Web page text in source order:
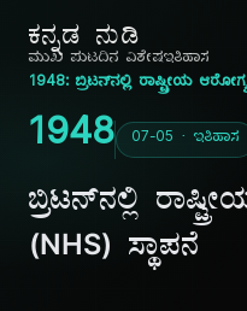
ಕನ್ನಡ ನುಡಿ
ಮುಖ ಪುಟದಿನ ವಿಶೇಷಇತಿಹಾಸ
1948: ಬ್ರಿಟನ್‌ನಲ್ಲಿ ರಾಷ್ಟ್ರೀಯ
1948 07-05 · ಇತಿಹಾಸ
ಬ್ರಿಟನ್‌ನಲ್ಲಿ
(NHS) ಸ್ಥಾಪನೆ